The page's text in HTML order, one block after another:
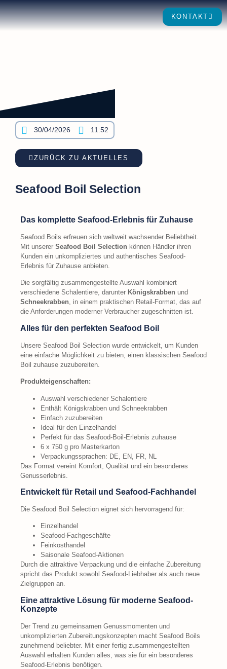
KONTAKT
30/04/2026 11:52
ZURÜCK ZU AKTUELLES
Seafood Boil Selection
Das komplette Seafood-Erlebnis für Zuhause
Seafood Boils erfreuen sich weltweit wachsender Beliebtheit.
Mit unserer Seafood Boil Selection können Händler ihren
Kunden ein unkompliziertes und authentisches Seafood-
Erlebnis für Zuhause anbieten.
Die sorgfältig zusammengestellte Auswahl kombiniert
verschiedene Schalentiere, darunter Königskrabben und
Schneekrabben, in einem praktischen Retail-Format, das auf
die Anforderungen moderner Verbraucher zugeschnitten ist.
Alles für den perfekten Seafood Boil
Unsere Seafood Boil Selection wurde entwickelt, um Kunden
eine einfache Möglichkeit zu bieten, einen klassischen Seafood
Boil zuhause zuzubereiten.
Produkteigenschaften:
Auswahl verschiedener Schalentiere
Enthält Königskrabben und Schneekrabben
Einfach zuzubereiten
Ideal für den Einzelhandel
Perfekt für das Seafood-Boil-Erlebnis zuhause
6 x 750 g pro Masterkarton
Verpackungssprachen: DE, EN, FR, NL
Das Format vereint Komfort, Qualität und ein besonderes
Genusserlebnis.
Entwickelt für Retail und Seafood-Fachhandel
Die Seafood Boil Selection eignet sich hervorragend für:
Einzelhandel
Seafood-Fachgeschäfte
Feinkosthandel
Saisonale Seafood-Aktionen
Durch die attraktive Verpackung und die einfache Zubereitung
spricht das Produkt sowohl Seafood-Liebhaber als auch neue
Zielgruppen an.
Eine attraktive Lösung für moderne Seafood-
Konzepte
Der Trend zu gemeinsamen Genussmomenten und
unkomplizierten Zubereitungskonzepten macht Seafood Boils
zunehmend beliebter. Mit einer fertig zusammengestellten
Auswahl erhalten Kunden alles, was sie für ein besonderes
Seafood-Erlebnis benötigen.